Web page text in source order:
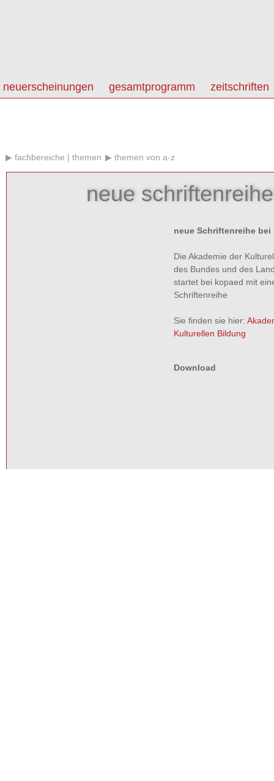
neuerscheinungen gesamtprogramm zeitschriften
fachbereiche | themen themen von a-z
neue
neue Schriftenreihe bei
Die Akademie der
des Bundes und des
startet bei kopaed mit
Schriftenreihe
Sie finden sie hier:
Kulturellen Bildung
Download